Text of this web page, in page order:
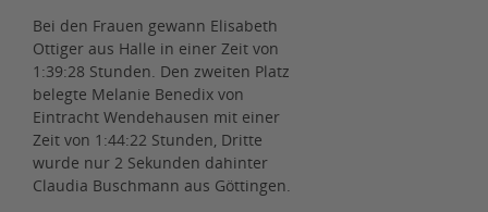
Bei den Frauen gewann Elisabeth
Ottiger aus Halle in einer Zeit von
1:39:28 Stunden. Den zweiten Platz
belegte Melanie Benedix von
Eintracht Wendehausen mit einer
Zeit von 1:44:22 Stunden, Dritte
wurde nur 2 Sekunden dahinter
Claudia Buschmann aus Göttingen.